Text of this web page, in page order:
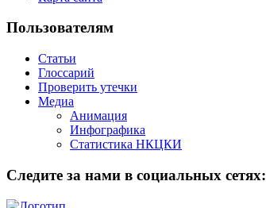
Пользователям
Статьи
Глоссарий
Проверить утечки
Медиа
Анимация
Инфографика
Статистика НКЦКИ
Следите за нами в социальных сетях: